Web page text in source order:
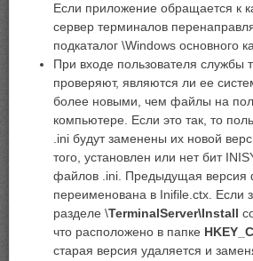
Если приложение обращается к
сервер терминалов
подкаталог \Windows основного
При входе пользователя службы
проверяют, являются ли ее
более новыми, чем файлы на
компьютере. Если это так, то
.ini будут заменены их новой
того, установлен или нет бит
файлов .ini. Предыдущая версия
переименована в Inifile.ctx. Если
разделе \TerminalServer\Install
что расположено в папке
старая версия удаляется и